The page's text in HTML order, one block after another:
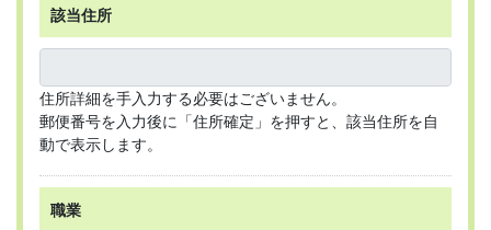
該当住所
住所詳細を手入力する必要はございません。
郵便番号を入力後に「住所確定」を押すと、該当住所を自
動で表示します。
職業